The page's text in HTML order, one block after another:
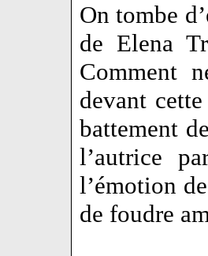
On tombe
de Elena
Comment
devant
battement
l’autrice
l’émotion
de foudre